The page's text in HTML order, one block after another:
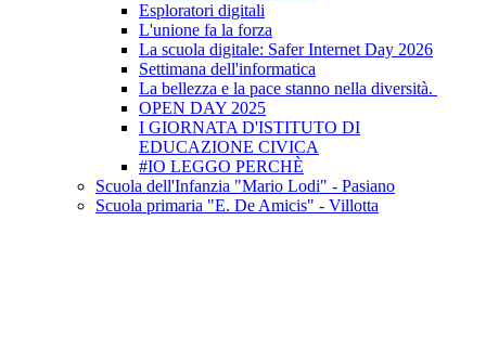
Esploratori digitali
L'unione fa la forza
La scuola digitale: Safer Internet Day 2026
Settimana dell'informatica
La bellezza e la pace stanno nella diversità.
OPEN DAY 2025
I GIORNATA D'ISTITUTO DI
EDUCAZIONE CIVICA
#IO LEGGO PERCHÈ
Scuola dell'Infanzia "Mario Lodi" - Pasiano
Scuola primaria "E. De Amicis" - Villotta